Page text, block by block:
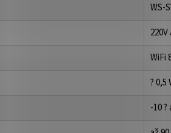
WS-
220V
WiFi
? 0,5
-10 ?